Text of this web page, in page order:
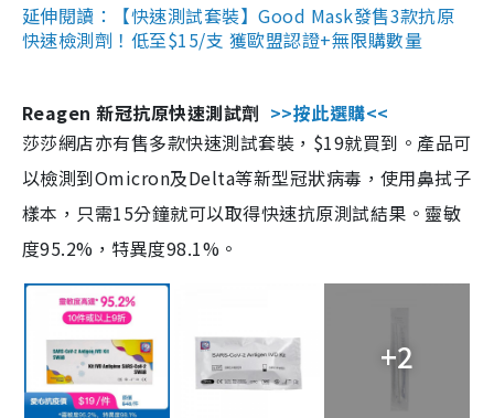
延伸閱讀：【快速測試套裝】Good Mask發售3款抗原
快速檢測劑！低至$15/支 獲歐盟認證+無限購數量
Reagen 新冠抗原快速測試劑 >>按此選購<<
莎莎網店亦有售多款快速測試套裝，$19就買到。產品可
以檢測到Omicron及Delta等新型冠狀病毒，使用鼻拭子
樣本，只需15分鐘就可以取得快速抗原測試結果。靈敏
度95.2%，特異度98.1%。
+2